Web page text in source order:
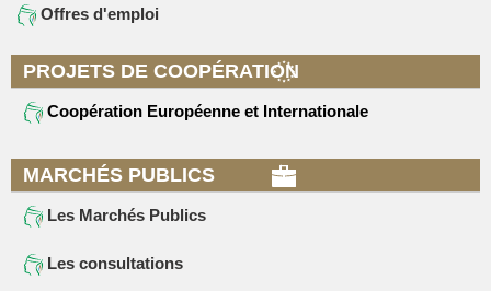
Offres d'emploi
PROJETS DE COOPÉRATION
Coopération Européenne et Internationale
MARCHÉS PUBLICS
Les Marchés Publics
Les consultations